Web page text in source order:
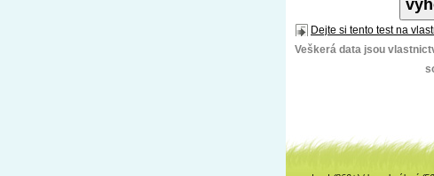
Dejte si tento test na
Veškerá data jsou